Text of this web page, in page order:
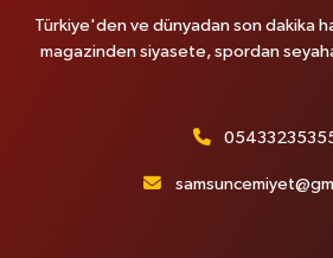
Türkiye'den ve dünyadan son dakika
magazinden siyasete, spordan